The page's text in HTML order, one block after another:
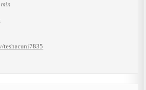
teshacuni7835